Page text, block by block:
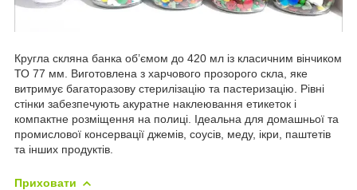
Кругла скляна банка об’ємом до 420 мл із класичним вінчиком
ТО 77 мм. Виготовлена з харчового прозорого скла, яке
витримує багаторазову стерилізацію та пастеризацію. Рівні
стінки забезпечують акуратне наклеювання етикеток і
компактне розміщення на полиці. Ідеальна для домашньої та
промислової консервації джемів, соусів, меду, ікри, паштетів
та інших продуктів.
Приховати